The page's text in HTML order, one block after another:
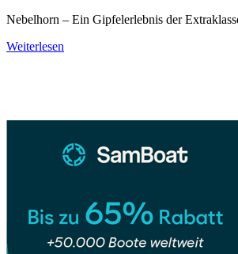
Nebelhorn – Ein Gipfelerlebnis der
Weiterlesen